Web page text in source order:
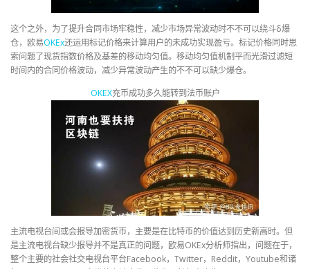
这个之外，为了提升合同市场牢稳性，减少市场异常波动时不不可以绕斗δ爆
仓，欧易OKEx还运用标记价格来计算用户的未成功实现盈亏。标记价格同时思
索问题了现货指数价格及基差的移动均匀值。移动均匀值机制平而光滑过滤短
时间内的合同价格波动，减少异常波动产生的不不可以缺少爆仓。
OKEX充币成功多久能转到法币账户
主流电视台间或会报导加密货币，主要是在比特币的价值达到历史新高时。但
是主流电视台缺少报导并不是真正的问题，欧易OKEx分析师指出，问题在于，
整个主要的社会社交电视台平台Facebook，Twitter，Reddit，Youtube和诸